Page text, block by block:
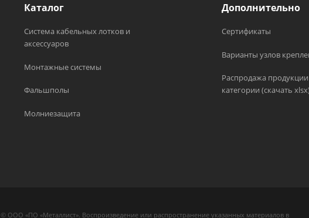
Каталог
Система кабельных лотков и
аксессуаров
Монтажные системы
Фальшполы
Молниезащита
Дополнительно
Сертификаты
Варианты узлов
Распродажа продукции
категории (скачать
© ООО «ПО «Металлист». Воспроизведение или распространение указанных материалов в